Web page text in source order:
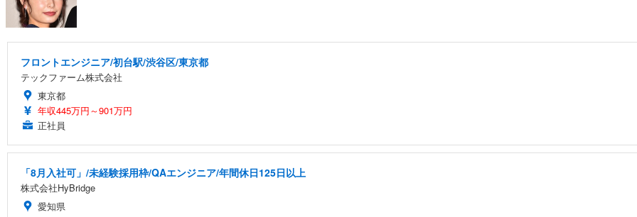
フロントエンジニア/初台駅/渋谷区/東京都
テックファーム株式会社
東京都
年収445万円～901万円
正社員
「8月入社可」/未経験採用枠/QAエンジニア/年間休日125日以上
株式会社HyBridge
愛知県